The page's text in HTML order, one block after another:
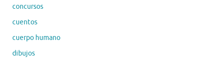
concursos
cuentos
cuerpo humano
dibujos